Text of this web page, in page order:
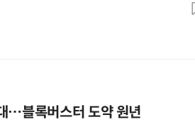
…블록버스터 도약 원년